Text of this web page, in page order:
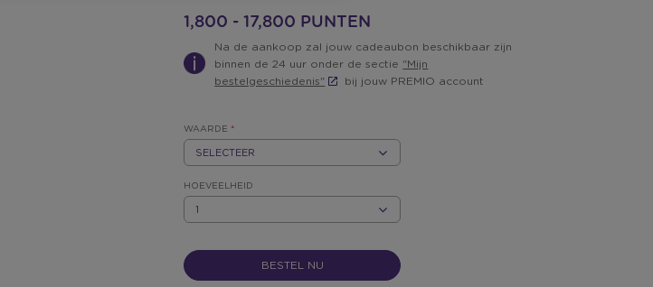
1,800 - 17,800 PUNTEN
Na de aankoop zal jouw cadeaubon beschikbaar zijn
binnen de 24 uur onder de sectie "Mijn
bestelgeschiedenis"
bij jouw PREMIO account
WAARDE *
5HOEVEELHEID
BESTEL NU